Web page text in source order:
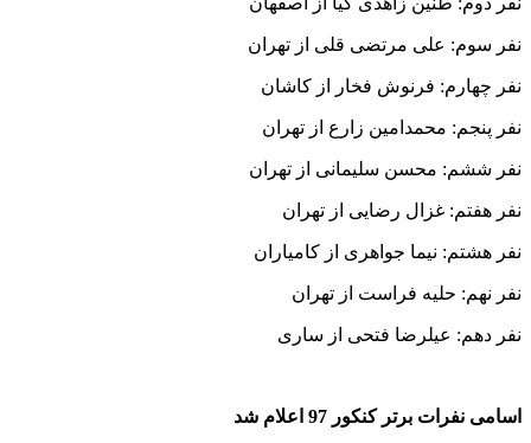
نفر سوم: علی مرتضی قلی از تهران
نفر چهارم: فرنوش فخار از کاشان
نفر پنجم: محمدامین زارع از تهران
نفر ششم: محسن سلیمانی از تهران
نفر هفتم: غزال رضایی از تهران
نفر هشتم: نیما جواهری از کامیاران
نفر نهم: حلیه فراست از تهران
نفر دهم: عیلرضا فتحی از ساری
اسامی نفرات برتر کنکور 97 اعلام شد